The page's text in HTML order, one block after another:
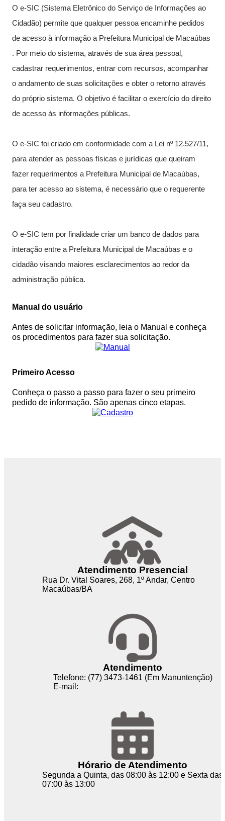
*Campos obrigatórios
Ao iniciar um contato, você concorda com aPolítica de
privacidade
...Ou se preferir
Ligue para nós
(77) 3473-1461 (Em Manutenção)
ascom@macaubas.ba.gov.br
Ou seja atendido presencialmente
Sexta das 07:00 às 13:00
Rua Dr. Vital Soares, 268, 1º Andar, Centro
Macaúbas/BA
Ouvidoria
O e-SIC (Sistema Eletrônico do Serviço de Informações ao
Cidadão) permite que qualquer pessoa encaminhe pedidos
de acesso à informação a Prefeitura Municipal de Macaúbas
. Por meio do sistema, através de sua área pessoal,
cadastrar requerimentos, entrar com recursos, acompanhar
o andamento de suas solicitações e obter o retorno através
do próprio sistema. O objetivo é facilitar o exercício do direito
de acesso às informações públicas.
O e-SIC foi criado em conformidade com a Lei nº 12.527/11,
para atender as pessoas físicas e jurídicas que queiram
fazer requerimentos a Prefeitura Municipal de Macaúbas,
para ter acesso ao sistema, é necessário que o requerente
faça seu cadastro.
O e-SIC tem por finalidade criar um banco de dados para
interação entre a Prefeitura Municipal de Macaúbas e o
cidadão visando maiores esclarecimentos ao redor da
administração pública.
Manual do usuário
Antes de solicitar informação, leia o Manual e conheça
os procedimentos para fazer sua solicitação.
Primeiro Acesso
Conheça o passo a passo para fazer o seu primeiro
pedido de informação. São apenas cinco etapas.
Atendimento Presencial
Rua Dr. Vital Soares, 268, 1º Andar, Centro
Macaúbas/BA
Atendimento
Telefone: (77) 3473-1461 (Em Manuntenção)
E-mail:
Hórario de Atendimento
Segunda a Quinta, das 08:00 às 12:00 e Sexta das
07:00 às 13:00